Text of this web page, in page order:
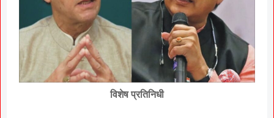
विशेष प्रतिनिधी